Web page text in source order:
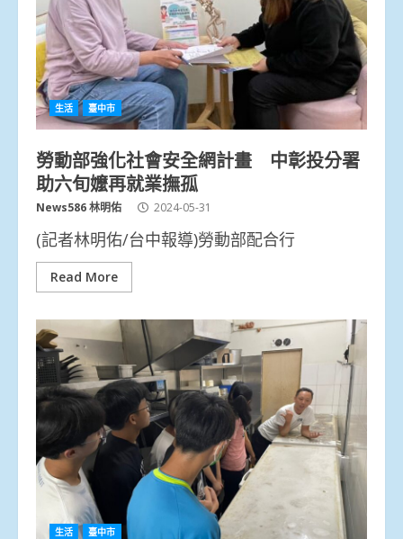
生活 臺中市
勞動部強化社會安全網計畫 中彰投分署
助六旬嬤再就業撫孤
News586 林明佑 2024-05-31
(記者林明佑/台中報導)勞動部配合行
Read More
生活 臺中市